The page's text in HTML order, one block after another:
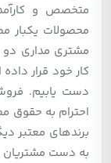
متخصص و
محصولات
مشتری مداری
کار خود قرار
دست یابیم.
احترام به حقوق
برندهای معتبر
به دست مشتریان